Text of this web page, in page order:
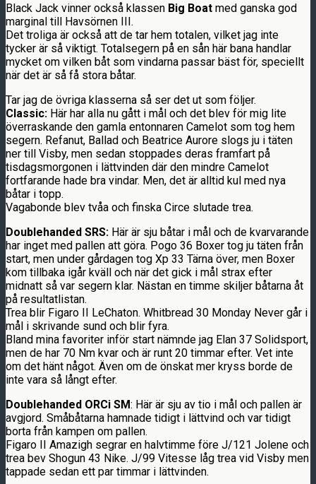
Black Jack vinner också klassen Big Boat med ganska god
marginal till Havsörnen III.
Det troliga är också att de tar hem totalen, vilket jag inte
tycker är så viktigt. Totalsegern på en sån här bana handlar
mycket om vilken båt som vindarna passar bäst för, speciellt
när det är så få stora båtar.
Tar jag de övriga klasserna så ser det ut som följer.
Classic: Här har alla nu gått i mål och det blev för mig lite
överraskande den gamla entonnaren Camelot som tog hem
segern. Refanut, Ballad och Beatrice Aurore slogs ju i täten
ner till Visby, men sedan stoppades deras framfart på
tisdagsmorgonen i lättvinden där den mindre Camelot
fortfarande hade bra vindar. Men, det är alltid kul med nya
båtar i topp.
Vagabonde blev tvåa och finska Circe slutade trea.
Doublehanded SRS: Här är sju båtar i mål och de kvarvarande
har inget med pallen att göra. Pogo 36 Boxer tog ju täten från
start, men under gårdagen tog Xp 33 Tärna över, men Boxer
kom tillbaka igår kväll och när det gick i mål strax efter
midnatt så var segern klar. Nästan en timme skiljer båtarna åt
på resultatlistan.
Trea blir Figaro II LeChaton. Whitbread 30 Monday Never går i
mål i skrivande sund och blir fyra.
Bland mina favoriter inför start nämnde jag Elan 37 Solidsport,
men de har 70 Nm kvar och är runt 20 timmar efter. Vet inte
om det hänt något. Även om de önskat mer kryss borde de
inte vara så långt efter.
Doublehanded ORCi SM: Här är sju av tio i mål och pallen är
avgjord. Småbåtarna hamnade tidigt i lättvind och var tidigt
borta från kampen om pallen.
Figaro II Amazigh segrar en halvtimme före J/121 Jolene och
trea bev Shogun 43 Nike. J/99 Vitesse låg trea vid Visby men
tappade sedan ett par timmar i lättvinden.